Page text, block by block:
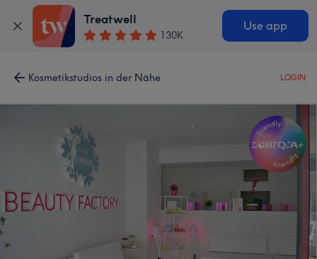
Treatwell
130K
Use app
Kosmetikstudios in der Nähe LOGIN